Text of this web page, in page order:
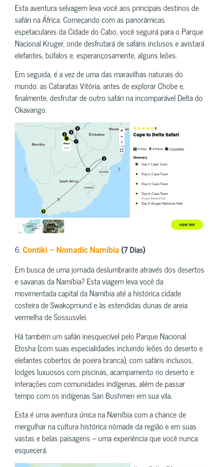
Esta aventura selvagem leva você aos principais destinos de
safári na África. Começando com as panorâmicas
espetaculares da Cidade do Cabo, você seguirá para o Parque
Nacional Kruger, onde desfrutará de safáris inclusos e avistará
elefantes, búfalos e, esperançosamente, alguns leões.
Em seguida, é a vez de uma das maravilhas naturais do
mundo: as Cataratas Vitória, antes de explorar Chobe e,
finalmente, desfrutar de outro safári na incomparável Delta do
Okavango.
6. Contiki – Nomadic Namibia (7 Dias)
Em busca de uma jornada deslumbrante através dos desertos
e savanas da Namíbia? Esta viagem leva você da
movimentada capital da Namíbia até a histórica cidade
costeira de Swakopmund e às estendidas dunas de areia
vermelha de Sossusvlei.
Há também um safári inesquecível pelo Parque Nacional
Etosha (com suas especialidades incluindo leões do deserto e
elefantes cobertos de poeira branca), com safáris inclusos,
lodges luxuosos com piscinas, acampamento no deserto e
interações com comunidades indígenas, além de passar
tempo com os indígenas San Bushmen em sua vila.
Esta é uma aventura única na Namíbia com a chance de
mergulhar na cultura histórica nômade da região e em suas
vastas e belas paisagens – uma experiência que você nunca
esquecerá.